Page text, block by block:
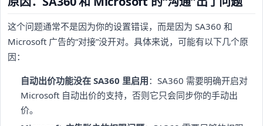
这个问题通常不是因为你的设置错误，而是因为 SA360 和
Microsoft 广告的“对接”没开对。具体来说，可能有以下几个原
因：
自动出价功能没在 SA360 里启用：SA360 需要明确开启对
Microsoft 自动出价的支持，否则它只会同步你的手动出
价。